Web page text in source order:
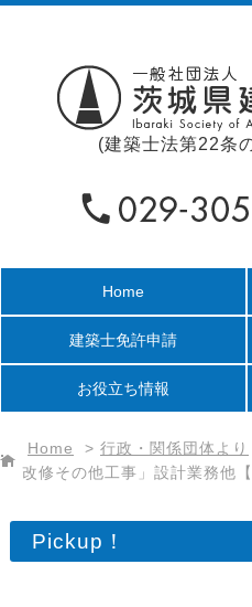
(建築士法第22条
Home
建築士免許申請
お役立ち情報
Home > 行政・関係団体より
改修その他工事」設計業務他
Pickup！